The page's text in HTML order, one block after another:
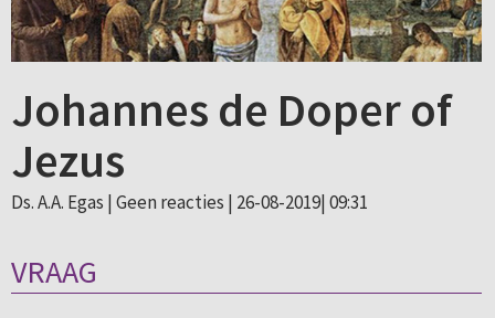
Johannes de Doper of
Jezus
Ds. A.A. Egas | Geen reacties | 26-08-2019| 09:31
VRAAG